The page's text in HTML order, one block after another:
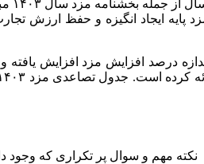
پایه ایجاد انگیزه و حفظ ارزش
نکته مهم و سوال پر تکراری که وجود